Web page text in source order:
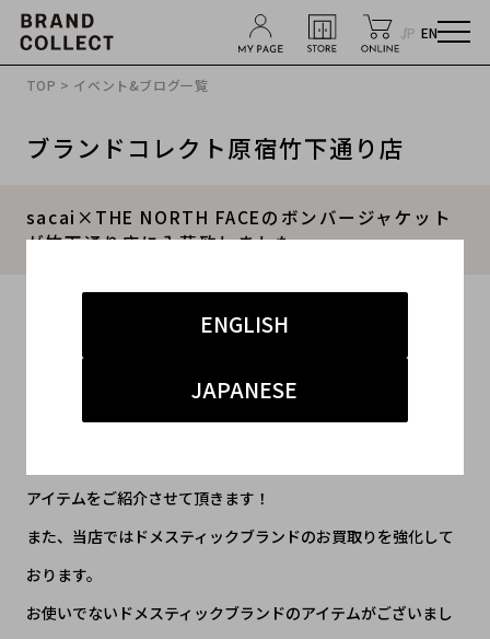
JP EN
ENGLISH
JAPANESE
TOP > イベント&ブログ一覧
ブランドコレクト原宿竹下通り店
sacai×THE NORTH FACEのボンバージャケット
が竹下通り店に入荷致しました。
#サカイ
#竹下 ドメスティック レディース
アイテムをご紹介させて頂きます！
また、当店ではドメスティックブランドのお買取りを強化して
おります。
お使いでないドメスティックブランドのアイテムがございまし